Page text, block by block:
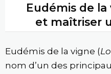
Eudémis de
et maîtriser
Eudémis de la vigne (
nom d’un des